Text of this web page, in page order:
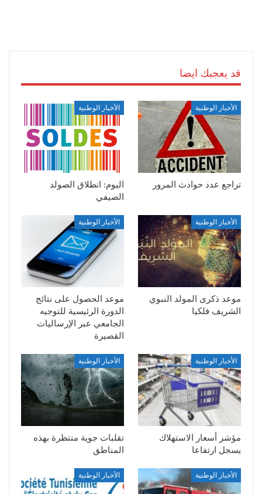
قد يعجبك ايضا
الأخبار الوطنية
تراجع عدد حوادث المرور
الأخبار الوطنية
اليوم: انطلاق الصولد
الصيفي
الأخبار الوطنية
موعد ذكرى المولد النبوي
الشريف فلكيا
الأخبار الوطنية
موعد الحصول على نتائج
الدورة الرئيسية للتوجيه
الجامعي عبر الإرساليات
القصيرة
الأخبار الوطنية
مؤشر أسعار الاستهلاك
يسجل ارتفاعا
الأخبار الوطنية
تقلبات جوية منتظرة بهذه
المناطق
الأخبار الوطنية الأخبار الوطنية